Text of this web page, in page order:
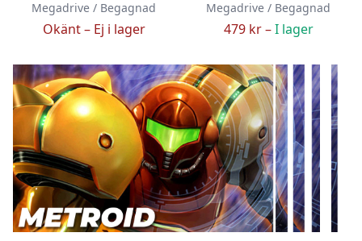
Megadrive / Begagnad
Okänt – Ej i lager
Megadrive / Begagnad
479 kr –I lager